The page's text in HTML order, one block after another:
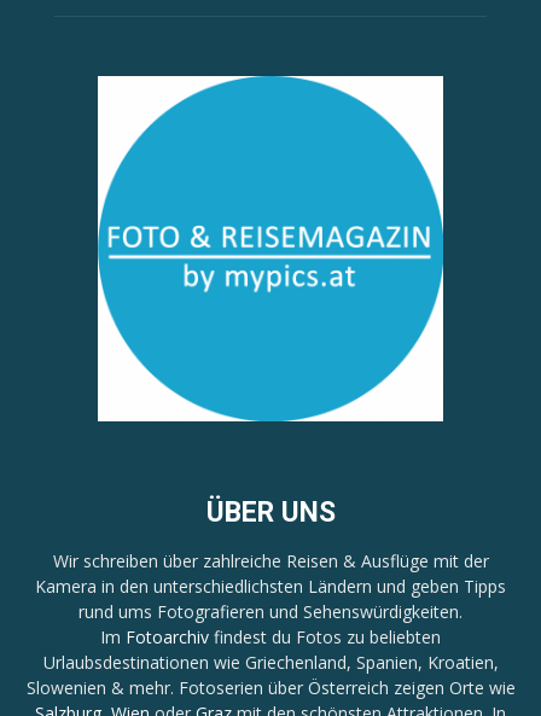
ÜBER UNS
Wir schreiben über zahlreiche Reisen & Ausflüge mit der
Kamera in den unterschiedlichsten Ländern und geben Tipps
rund ums Fotografieren und Sehenswürdigkeiten.
Im Fotoarchiv findest du Fotos zu beliebten
Urlaubsdestinationen wie Griechenland, Spanien, Kroatien,
Slowenien & mehr. Fotoserien über Österreich zeigen Orte wie